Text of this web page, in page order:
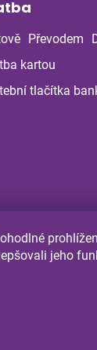
jeho
Převodem
kartou
tlačítka